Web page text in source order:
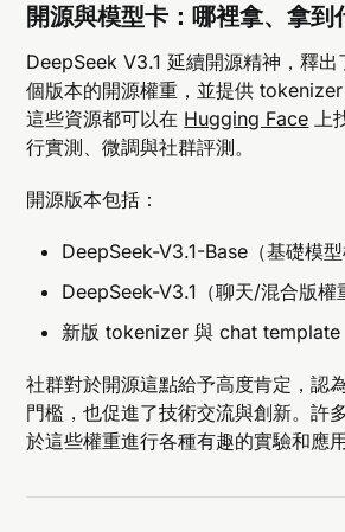
開源與模型卡：哪裡拿、拿到
DeepSeek V3.1 延續開源精神，釋
個版本的開源權重，並提供 tokenizer
這些資源都可以在 Hugging Face 上
行實測、微調與社群評測。
開源版本包括：
DeepSeek-V3.1-Base（基礎模型
DeepSeek-V3.1（聊天/混合版權
新版 tokenizer 與 chat template
社群對於開源這點給予高度肯定，認
門檻，也促進了技術交流與創新。許
於這些權重進行各種有趣的實驗和應用